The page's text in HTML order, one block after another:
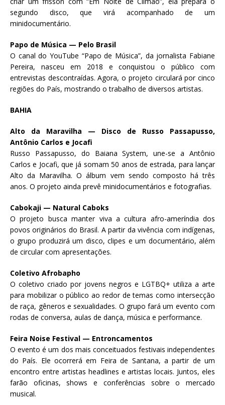
segundo disco, que virá acompanhado de um
minidocumentário.
Papo de Música — Pelo Brasil
O canal do YouTube “Papo de Música”, da jornalista Fabiane
Pereira, nasceu em 2018 e conquistou o público com
entrevistas descontraídas. Agora, o projeto circulará por cinco
regiões do País, mostrando o trabalho de diversos artistas.
BAHIA
Alto da Maravilha — Disco de Russo Passapusso,
Antônio Carlos e Jocafi
Russo Passapusso, do Baiana System, une-se a Antônio
Carlos e Jocafi, que já somam 50 anos de estrada, para lançar
Alto da Maravilha. O álbum vem sendo composto há três
anos. O projeto ainda prevê minidocumentários e fotografias.
Cabokaji — Natural Caboks
O projeto busca manter viva a cultura afro-ameríndia dos
povos originários do Brasil. A partir da vivência com indígenas,
o grupo produzirá um disco, clipes e um documentário, além
de circular com apresentações.
Coletivo Afrobapho
O coletivo criado por jovens negros e LGTBQ+ utiliza a arte
para mobilizar o público ao redor de temas como intersecção
de raça, gêneros e sexualidades. O grupo fará um evento com
rodas de conversa, aulas de dança, música e performance.
Feira Noise Festival — Entroncamentos
O evento é um dos mais conceituados festivais independentes
do País. Ele ocorrerá em Feira de Santana, a partir de um
encontro entre artistas headlines e artistas locais. Juntos, eles
farão oficinas, shows e conferências sobre o mercado
musical.